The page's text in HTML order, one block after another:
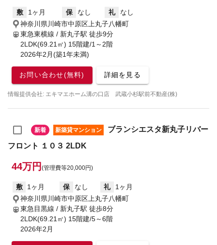
敷 1ヶ月 保 なし 礼
なし
神奈川県川崎市中原区上丸子八幡町
東急東横線 / 新丸子駅 徒歩9分
2LDK(69.21㎡) 15階建/1～2階
2026年2月(築1年未満)
お問い合わせ(無料) 詳細を見る
情報提供会社: エキマエホーム溝の口店 武蔵小杉駅前不動産(株)
新着 新築貸マンション
ブランシエスタ新丸子リバー
フロント １０３ 2LDK
44万円 (管理費等20,000円)
敷 1ヶ月 保 なし 礼
1ヶ月
神奈川県川崎市中原区上丸子八幡町
東急目黒線 / 新丸子駅 徒歩8分
2LDK(69.21㎡) 15階建/5～6階
2026年2月